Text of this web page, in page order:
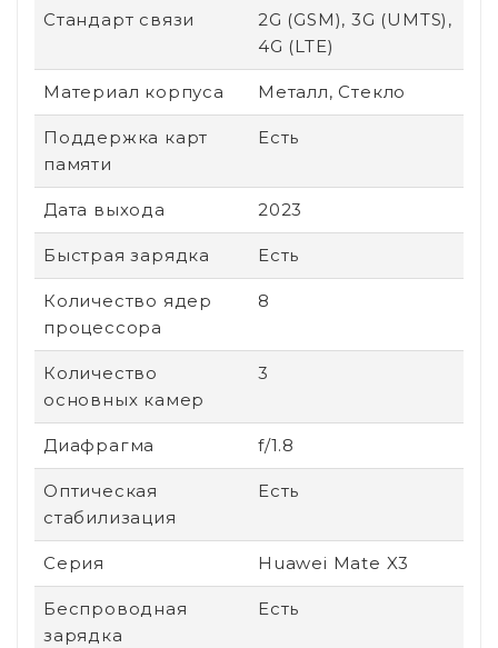
Стандарт связи
2G (GSM), 3G (UMTS),
4G (LTE)
Материал корпуса Металл, Стекло
Поддержка карт
памяти
Есть
Дата выхода 2023
Быстрая зарядка Есть
Количество ядер
процессора
8
Количество
основных камер
3
Диафрагма f/1.8
Оптическая
стабилизация
Есть
Серия Huawei Mate X3
Беспроводная
зарядка
Есть